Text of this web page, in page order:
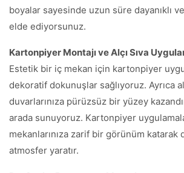
boyalar sayesinde uzun süre dayanıklı
elde ediyorsunuz.
Kartonpiyer Montajı ve Alçı Sıva
Estetik bir iç mekan için kartonpiyer
dekoratif dokunuşlar sağlıyoruz. Ayrıca
duvarlarınıza pürüzsüz bir yüzey
arada sunuyoruz. Kartonpiyer
mekanlarınıza zarif bir görünüm katarak
atmosfer yaratır.